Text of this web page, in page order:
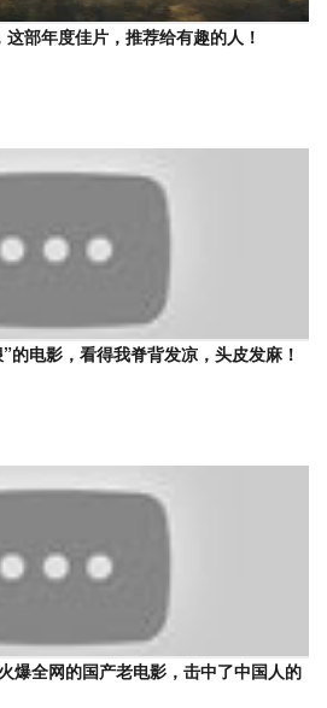
这部年度佳片，推荐给有趣的人！
的电影，看得我脊背发凉，头皮发麻！
爆全网的国产老电影，击中了中国人的